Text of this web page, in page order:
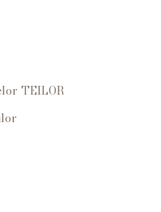
TEILOR